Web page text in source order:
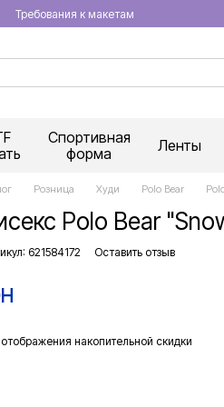
Требования к макетам
Спортивная
форма
Ленты
Розница Худи Polo Bear
Polo Bear
621584172 Оставить отзыв
накопительной скидки